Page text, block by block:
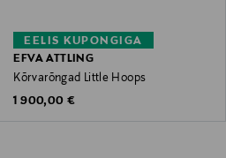
EELIS KUPONGIGA
EFVA ATTLING
Kõrvarõngad Little Hoops
Original Price
1 900,00 €